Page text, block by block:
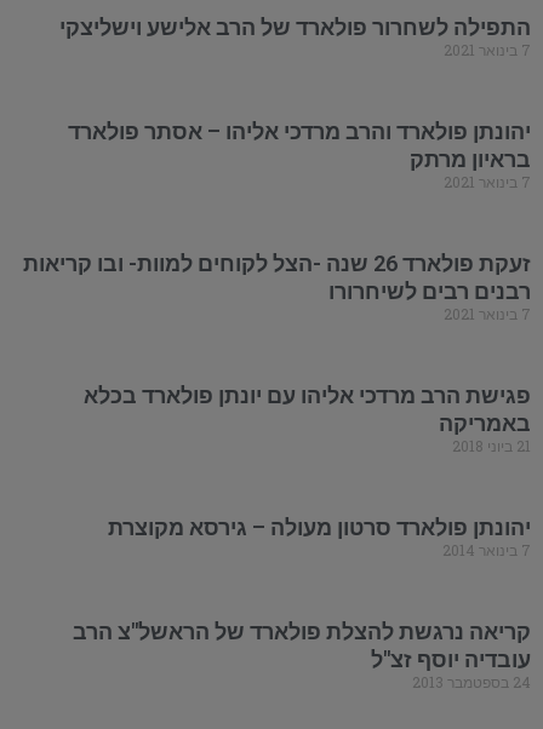
התפילה לשחרור פולארד של הרב אלישע וישליצקי
7 בינואר 2021
יהונתן פולארד והרב מרדכי אליהו – אסתר פולארד
בראיון מרתק
7 בינואר 2021
זעקת פולארד 26 שנה -הצל לקוחים למוות- ובו קריאות
רבנים רבים לשיחרורו
7 בינואר 2021
פגישת הרב מרדכי אליהו עם יונתן פולארד בכלא
באמריקה
21 ביוני 2018
יהונתן פולארד סרטון מעולה – גירסא מקוצרת
7 בינואר 2014
קריאה נרגשת להצלת פולארד של הראשל"צ הרב
עובדיה יוסף זצ"ל
24 בספטמבר 2013